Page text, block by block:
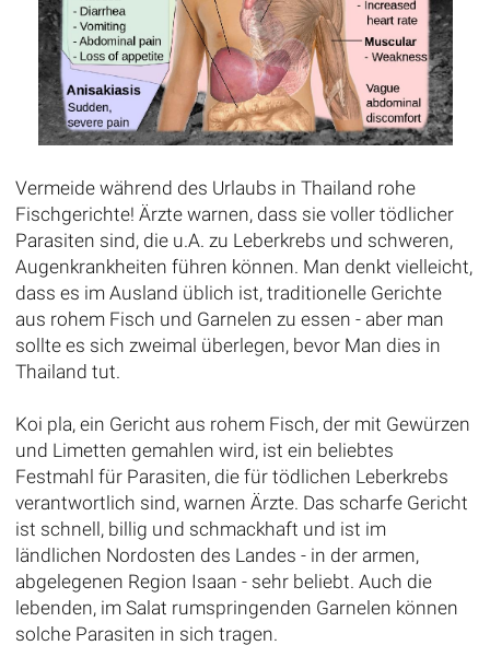
Vermeide während des Urlaubs in Thailand rohe
Fischgerichte! Ärzte warnen, dass sie voller tödlicher
Parasiten sind, die u.A. zu Leberkrebs und schweren,
Augenkrankheiten führen können. Man denkt vielleicht,
dass es im Ausland üblich ist, traditionelle Gerichte
aus rohem Fisch und Garnelen zu essen - aber man
sollte es sich zweimal überlegen, bevor Man dies in
Thailand tut.
Koi pla, ein Gericht aus rohem Fisch, der mit Gewürzen
und Limetten gemahlen wird, ist ein beliebtes
Festmahl für Parasiten, die für tödlichen Leberkrebs
verantwortlich sind, warnen Ärzte. Das scharfe Gericht
ist schnell, billig und schmackhaft und ist im
ländlichen Nordosten des Landes - in der armen,
abgelegenen Region Isaan - sehr beliebt. Auch die
lebenden, im Salat rumspringenden Garnelen können
solche Parasiten in sich tragen.